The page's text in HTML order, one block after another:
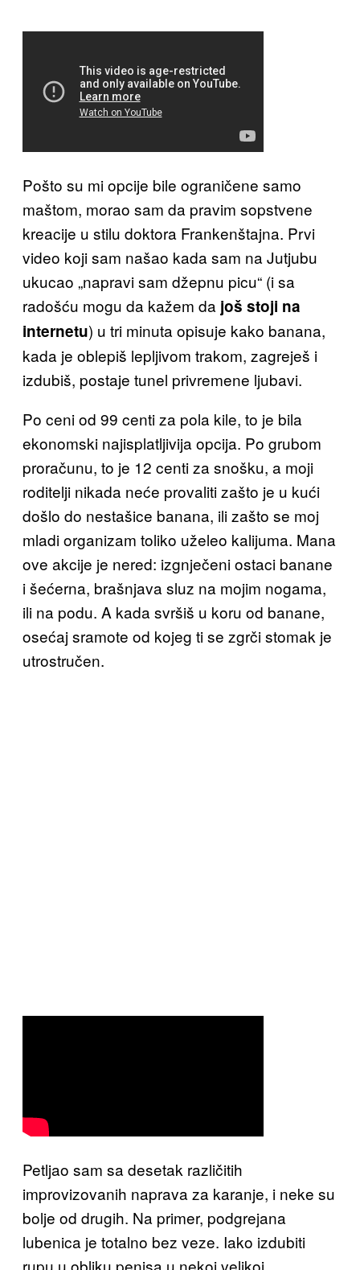
Pošto su mi opcije bile ograničene samo
maštom, morao sam da pravim sopstvene
kreacije u stilu doktora Frankenštajna. Prvi
video koji sam našao kada sam na Jutjubu
ukucao „napravi sam džepnu picu“ (i sa
radošću mogu da kažem da još stoji na
internetu) u tri minuta opisuje kako banana,
kada je oblepiš lepljivom trakom, zagreješ i
izdubiš, postaje tunel privremene ljubavi.
Po ceni od 99 centi za pola kile, to je bila
ekonomski najisplatljivija opcija. Po grubom
proračunu, to je 12 centi za snošku, a moji
roditelji nikada neće provaliti zašto je u kući
došlo do nestašice banana, ili zašto se moj
mladi organizam toliko uželeo kalijuma. Mana
ove akcije je nered: izgnječeni ostaci banane
i šećerna, brašnjava sluz na mojim nogama,
ili na podu. A kada svršiš u koru od banane,
osećaj sramote od kojeg ti se zgrči stomak je
utrostručen.
Petljao sam sa desetak različitih
improvizovanih naprava za karanje, i neke su
bolje od drugih. Na primer, podgrejana
lubenica je totalno bez veze. Iako izdubiti
rupu u obliku penisa u nekoj velikoj